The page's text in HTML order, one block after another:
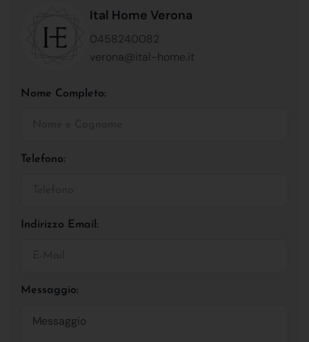
Ital Home Verona
0458240082
verona@ital-home.it
Nome Completo:
Telefono:
Indirizzo Email:
Messaggio: